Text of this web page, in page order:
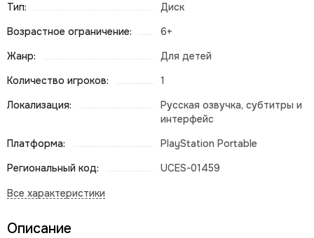
Тип:
Диск
Возрастное ограничение:
6+
Жанр:
Для детей
Количество игроков:
1
Локализация:
Русская озвучка, субтитры и
интерфейс
Платформа:
PlayStation Portable
Региональный код:
UCES-01459
Описание